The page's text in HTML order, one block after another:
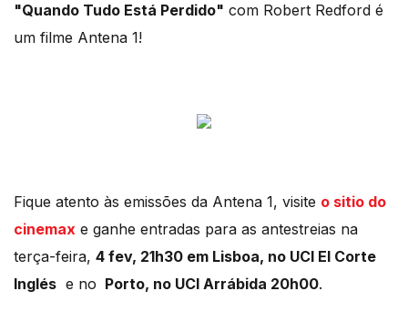
"Quando Tudo Está Perdido" com Robert Redford é
um filme Antena 1!
Fique atento às emissões da Antena 1, visite o sitio do
cinemax e ganhe entradas para as antestreias na
terça-feira, 4 fev, 21h30 em Lisboa, no UCI El Corte
Inglés e no Porto, no UCI Arrábida 20h00.